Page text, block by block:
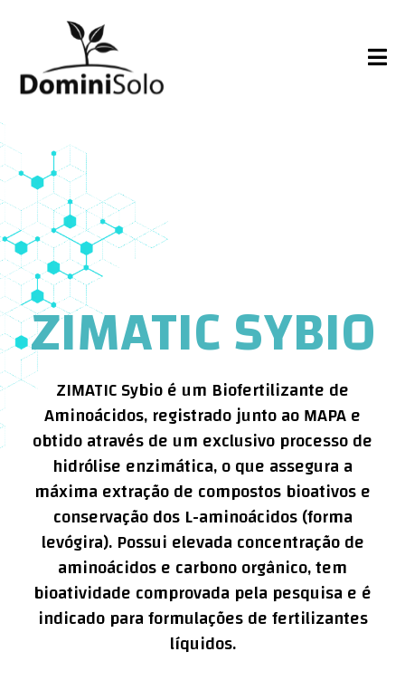
ZIMATIC SYBIO
ZIMATIC Sybio é um Biofertilizante de
Aminoácidos, registrado junto ao MAPA e
obtido através de um exclusivo processo de
hidrólise enzimática, o que assegura a
máxima extração de compostos bioativos e
conservação dos L-aminoácidos (forma
levógira). Possui elevada concentração de
aminoácidos e carbono orgânico, tem
bioatividade comprovada pela pesquisa e é
indicado para formulações de fertilizantes
líquidos.